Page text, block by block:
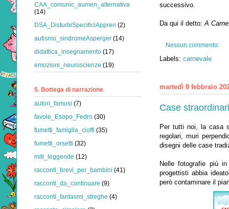
successivo.
Da qui il detto:A
Nessun commento:
Labels: carnevale
martedì 8 febbraio
Case
Per tutti noi, la casa
regolari, muri
disegni delle case
Nelle fotografie più
progettisti abbia
però contaminare il
CAA_comunic_aumen_alternativa
(14)
DSA_DisturbiSpecificiAppren (2)
autismo_sindromeAsperger (14)
didattica_insegnamento (17)
emozioni_neuroscienze (19)
5. Bottega di narrazione
autori_famosi (7)
favole_Esopo_Fedro (30)
fumetti_famiglia_cioffi (35)
fumetti_orsetti (32)
miti_leggende (12)
racconti_brevi_per_bambini (41)
racconti_da_continuare (9)
racconti_fantasmi_streghe (4)